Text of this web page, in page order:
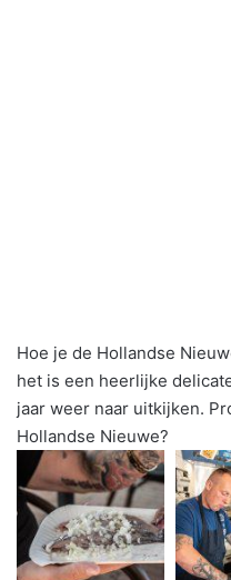
Hoe je de Hollandse
het is een heerlijke
jaar weer naar uitkijken.
Hollandse Nieuwe?